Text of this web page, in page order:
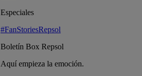
Especiales
#FanStoriesRepsol
Boletín Box Repsol
Aquí empieza la emoción.